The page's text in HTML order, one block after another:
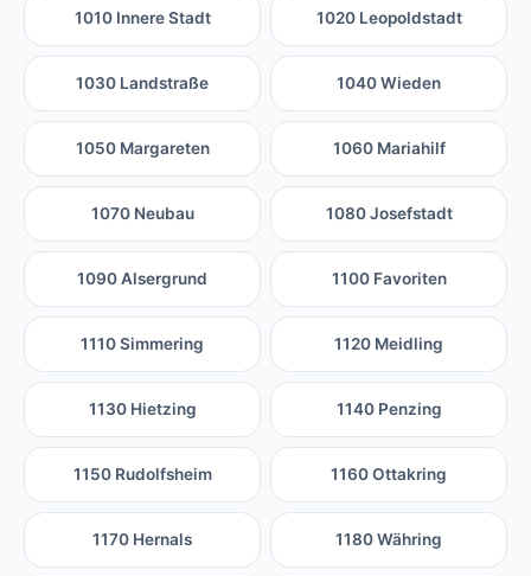
1010 Innere Stadt 1020 Leopoldstadt
1030 Landstraße 1040 Wieden
1050 Margareten 1060 Mariahilf
1070 Neubau 1080 Josefstadt
1090 Alsergrund 1100 Favoriten
1110 Simmering 1120 Meidling
1130 Hietzing 1140 Penzing
1150 Rudolfsheim 1160 Ottakring
1170 Hernals 1180 Währing